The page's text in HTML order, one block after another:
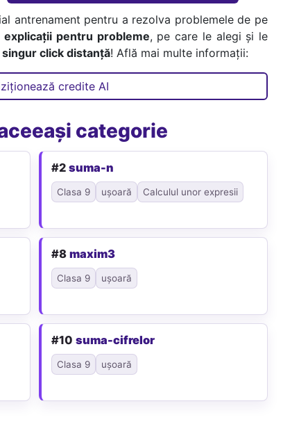
antrenament pentru a rezolva problemele de pe
explicații pentru probleme, pe care le alegi și le
singur click distanță! Află mai multe informații:
credite AI
categorie
#2 suma-n
Clasa 9 ușoară Calculul unor expresii
#8 maxim3
Clasa 9 ușoară
#10 suma-cifrelor
Clasa 9 ușoară